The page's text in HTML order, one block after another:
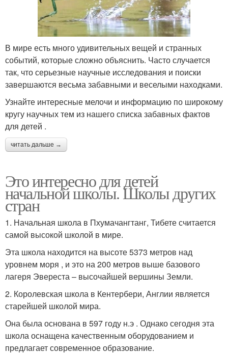
В мире есть много удивительных вещей и странных
событий, которые сложно объяснить. Часто случается
так, что серьезные научные исследования и поиски
завершаются весьма забавными и веселыми находками.
Узнайте интересные мелочи и информацию по широкому
кругу научных тем из нашего списка забавных фактов
для детей .
читать дальше →
Это интересно для детей
начальной школы. Школы других
стран
1. Начальная школа в Пхумачангтанг, Тибете считается
самой высокой школой в мире.
Эта школа находится на высоте 5373 метров над
уровнем моря , и это на 200 метров выше базового
лагеря Эвереста – высочайшей вершины Земли.
2. Королевская школа в Кентербери, Англии является
старейшей школой мира.
Она была основана в 597 году н.э . Однако сегодня эта
школа оснащена качественным оборудованием и
предлагает современное образование.